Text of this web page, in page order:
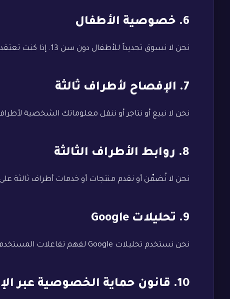
6. خصوصية الأطفال
نحن لا نسوق تحديداً للأطفال دون سن 13. إذا كنت تعتقد أن طفلك قدم معلومات شخصية، يرجى التواصل معنا لإزالتها.
7. الإفصاح لأطراف ثالثة
نحن لا نبيع أو نتاجر أو ننقل معلوماتك الشخصية
8. روابط الأطراف الثالثة
نحن لا نُضمِّن أو نقدم منتجات أو خدمات أطراف ثالثة
9. تحليلات Google
نحن نستخدم تحليلات Google لفهم تفاعلات المستخدم. يمكنك تعطيل تتبع Google بزيارة صفحة إلغاء الاشتراك الخاصة بهم.
10. قانون حماية الخصوصية عبر الإنترنت في كاليفورنيا (CalOPPA)